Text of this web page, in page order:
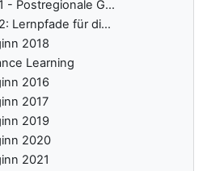
- Postregionale G...
Lernpfade für di...
2018
Learning
2016
2017
2019
2020
2021